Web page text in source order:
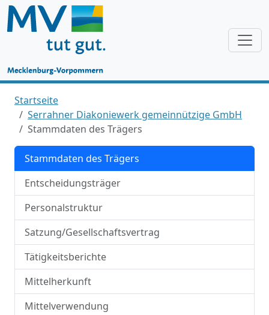
Startseite
Serrahner Diakoniewerk gemeinnützige GmbH
Stammdaten des Trägers
Stammdaten des Trägers
Entscheidungsträger
Personalstruktur
Satzung/Gesellschaftsvertrag
Tätigkeitsberichte
Mittelherkunft
Mittelverwendung